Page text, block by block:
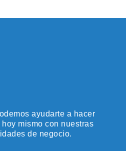
ayudarte a hacer
mismo con nuestras
de negocio.